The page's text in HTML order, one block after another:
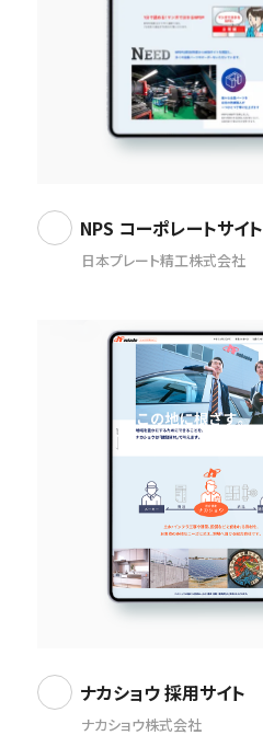
NPS コーポレートサイト
日本プレート精工株式会社
ナカショウ 採用サイト
ナカショウ株式会社